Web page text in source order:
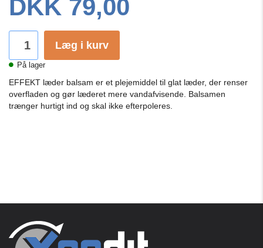
DKK 79,00
Læg i kurv
På lager
EFFEKT læder balsam er et plejemiddel til glat læder, der renser
overfladen og gør læderet mere vandafvisende. Balsamen
trænger hurtigt ind og skal ikke efterpoleres.